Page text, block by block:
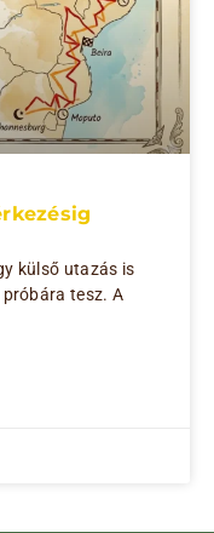
külső utazás is
tesz. A